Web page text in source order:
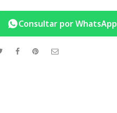
Consultar por WhatsApp